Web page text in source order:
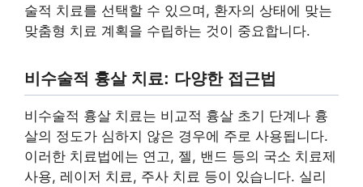
술적 치료를 선택할 수 있으며, 환자의 상태에 맞는
맞춤형 치료 계획을 수립하는 것이 중요합니다.
비수술적 흉살 치료: 다양한 접근법
비수술적 흉살 치료는 비교적 흉살 초기 단계나 흉
살의 정도가 심하지 않은 경우에 주로 사용됩니다.
이러한 치료법에는 연고, 젤, 밴드 등의 국소 치료제
사용, 레이저 치료, 주사 치료 등이 있습니다. 실리